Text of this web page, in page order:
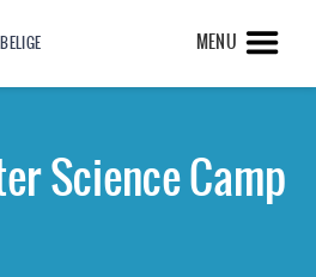
MENU
Science Camp